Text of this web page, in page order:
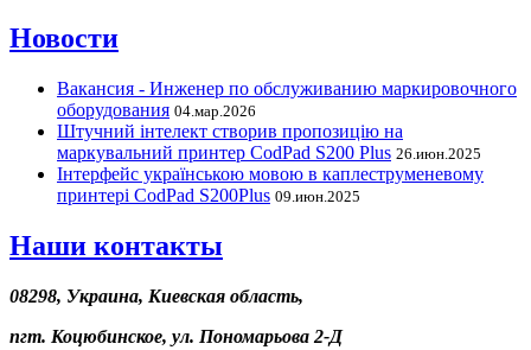
Новости
Вакансия - Инженер по обслуживанию маркировочного
оборудования 04.мар.2026
Штучний інтелект створив пропозицію на
маркувальний принтер CodPad S200 Plus 26.июн.2025
Інтерфейс українською мовою в каплеструменевому
принтері CodPad S200Plus 09.июн.2025
Наши контакты
08298, Украина, Киевская область,
пгт. Коцюбинское, ул. Пономарьова 2-Д